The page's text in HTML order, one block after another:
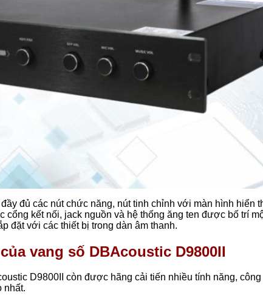
đủ các nút chức năng, nút tinh chỉnh với màn hình hiển
cổng kết nối, jack nguồn và hệ thống ăng ten được bố trí
đặt với các thiết bị trong dàn âm thanh.
vang số DBAcoustic D9800II
D9800II còn được hãng cải tiến nhiều tính năng,
nhất.